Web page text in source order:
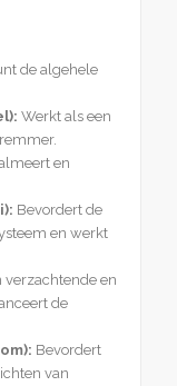
de algehele
Werkt als een
en
Bevordert de
en werkt
verzachtende en
de
Bevordert
van